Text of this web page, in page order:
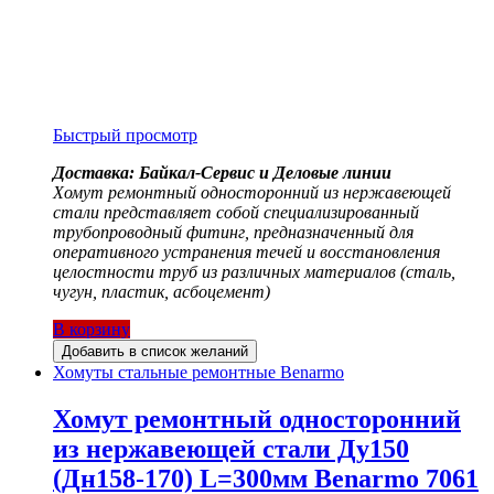
Быстрый просмотр
Доставка: Байкал-Сервис и Деловые линии
Хомут ремонтный односторонний из нержавеющей
стали представляет собой специализированный
трубопроводный фитинг, предназначенный для
оперативного устранения течей и восстановления
целостности труб из различных материалов (сталь,
чугун, пластик, асбоцемент)
В корзину
Добавить в список желаний
Хомуты стальные ремонтные Benarmo
Хомут ремонтный односторонний
из нержавеющей стали Ду150
(Дн158-170) L=300мм Benarmo 7061